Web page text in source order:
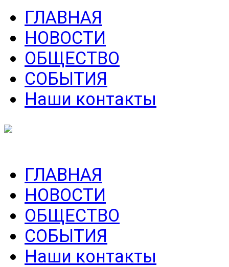
ГЛАВНАЯ
НОВОСТИ
ОБЩЕСТВО
СОБЫТИЯ
Наши контакты
ГЛАВНАЯ
НОВОСТИ
ОБЩЕСТВО
СОБЫТИЯ
Наши контакты